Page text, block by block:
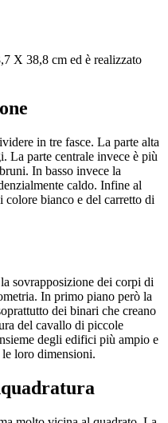
X 38,8 cm ed è realizzato
in tre fasce. La parte alta
La parte centrale invece è più
In basso invece la
caldo. Infine al
bianco e del carretto di
sovrapposizione dei corpi di
In primo piano però la
dei binari che creano
del cavallo di piccole
degli edifici più ampio e
loro dimensioni.